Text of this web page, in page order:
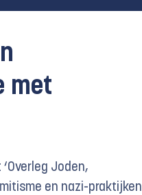
met
Joden,
en nazi-praktijken